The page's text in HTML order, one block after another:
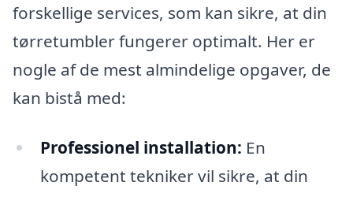
forskellige services, som kan sikre, at din
tørretumbler fungerer optimalt. Her er
nogle af de mest almindelige opgaver, de
kan bistå med:
Professionel installation: En
kompetent tekniker vil sikre, at din